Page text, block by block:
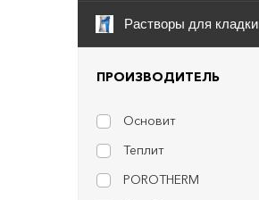
Растворы для кладки
ПРОИЗВОДИТЕЛЬ
Основит
Теплит
POROTHERM